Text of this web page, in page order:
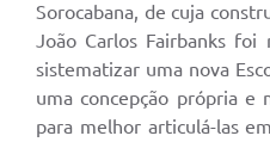
Sorocabana, de cuja
João Carlos Fairbanks foi
sistematizar uma nova
uma concepção própria e
para melhor articulá-las